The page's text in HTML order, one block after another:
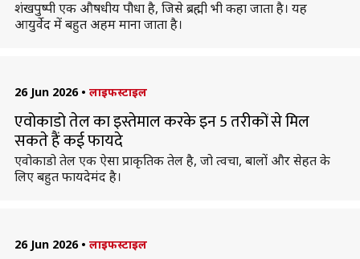
शंखपुष्पी एक औषधीय पौधा है, जिसे ब्रह्मी भी कहा जाता है। यह
आयुर्वेद में बहुत अहम माना जाता है।
26 Jun 2026 • लाइफस्टाइल
एवोकाडो तेल का इस्तेमाल करके इन 5 तरीकों से मिल
सकते हैं कई फायदे
एवोकाडो तेल एक ऐसा प्राकृतिक तेल है, जो त्वचा, बालों और सेहत के
लिए बहुत फायदेमंद है।
26 Jun 2026 • लाइफस्टाइल